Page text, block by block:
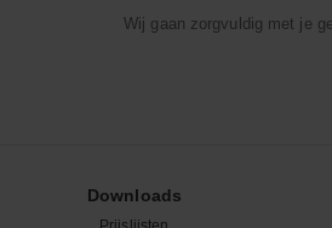
Wij gaan zorgvuldig met je
Downloads